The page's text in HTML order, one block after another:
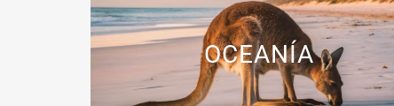
OCEANÍA